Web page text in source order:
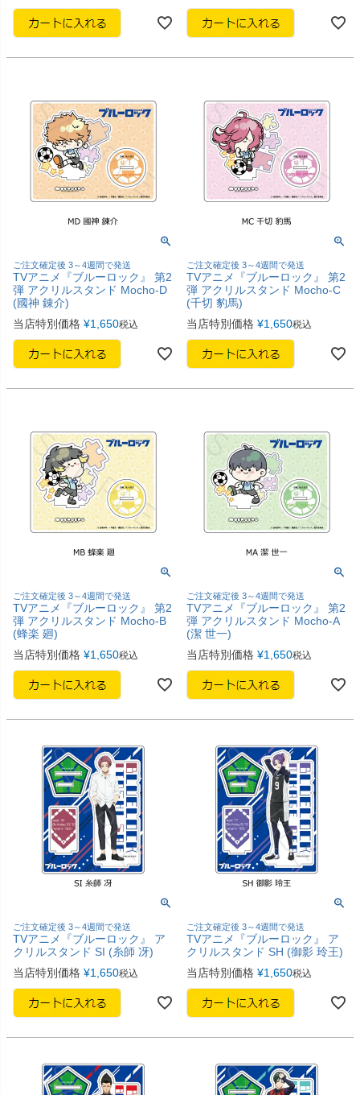
ご注文確定後 3～4週間で発送
TVアニメ『ブルーロック』 第2
弾 アクリルスタンド Mocho-D
(國神 錬介)
当店特別価格 ¥1,650税込
ご注文確定後 3～4週間で発送
TVアニメ『ブルーロック』 第2
弾 アクリルスタンド Mocho-C
(千切 豹馬)
当店特別価格 ¥1,650税込
ご注文確定後 3～4週間で発送
TVアニメ『ブルーロック』 第2
弾 アクリルスタンド Mocho-B
(蜂楽 廻)
当店特別価格 ¥1,650税込
ご注文確定後 3～4週間で発送
TVアニメ『ブルーロック』 第2
弾 アクリルスタンド Mocho-A
(潔 世一)
当店特別価格 ¥1,650税込
ご注文確定後 3～4週間で発送
TVアニメ『ブルーロック』 ア
クリルスタンド SI (糸師 冴)
当店特別価格 ¥1,650税込
ご注文確定後 3～4週間で発送
TVアニメ『ブルーロック』 ア
クリルスタンド SH (御影 玲王)
当店特別価格 ¥1,650税込